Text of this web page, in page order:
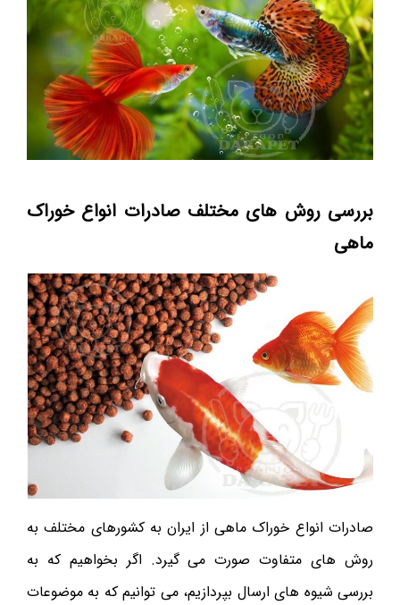
بررسی روش های مختلف صادرات انواع خوراک
ماهی
صادرات انواع خوراک ماهی از ایران به کشورهای مختلف به
روش های متفاوت صورت می گیرد. اگر بخواهیم که به
بررسی شیوه های ارسال بپردازیم، می توانیم که به موضوعات